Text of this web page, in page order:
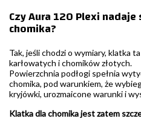
Czy Aura 120 Plexi
chomika?
Tak, jeśli chodzi o wymiary, klatka
karłowatych i chomików złotych.
Powierzchnia podłogi spełnia
chomika, pod warunkiem, że
kryjówki, urozmaicone warunki i
Klatka dla chomika jest zatem